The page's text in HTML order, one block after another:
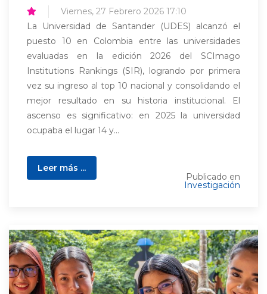
Viernes, 27 Febrero 2026 17:10
La Universidad de Santander (UDES) alcanzó el
puesto 10 en Colombia entre las universidades
evaluadas en la edición 2026 del SCImago
Institutions Rankings (SIR), logrando por primera
vez su ingreso al top 10 nacional y consolidando el
mejor resultado en su historia institucional. El
ascenso es significativo: en 2025 la universidad
ocupaba el lugar 14 y...
Leer más ...
Publicado en
Investigación